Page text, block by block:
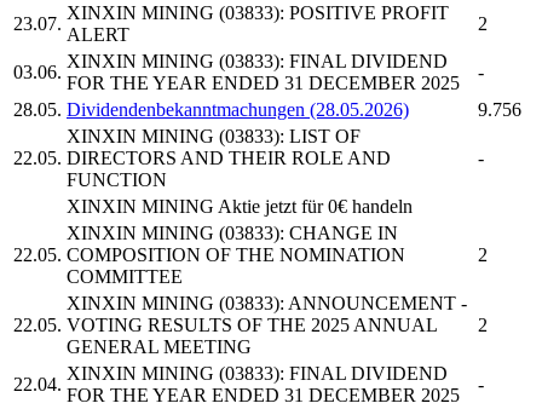
23.07.
XINXIN MINING (03833): POSITIVE PROFIT
ALERT
2
03.06.
XINXIN MINING (03833): FINAL DIVIDEND
FOR THE YEAR ENDED 31 DECEMBER 2025
-
28.05. Dividendenbekanntmachungen (28.05.2026) 9.756
22.05.
XINXIN MINING (03833): LIST OF
DIRECTORS AND THEIR ROLE AND
FUNCTION
-
XINXIN MINING Aktie jetzt für 0€ handeln
22.05.
XINXIN MINING (03833): CHANGE IN
COMPOSITION OF THE NOMINATION
COMMITTEE
2
22.05.
XINXIN MINING (03833): ANNOUNCEMENT -
VOTING RESULTS OF THE 2025 ANNUAL
GENERAL MEETING
2
22.04.
XINXIN MINING (03833): FINAL DIVIDEND
FOR THE YEAR ENDED 31 DECEMBER 2025
-